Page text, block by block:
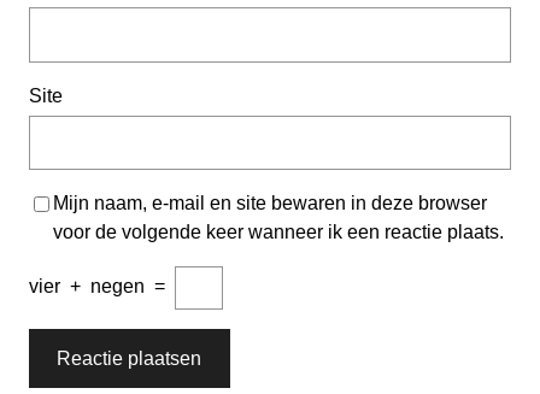
Site
Mijn naam, e-mail en site bewaren in deze browser
voor de volgende keer wanneer ik een reactie plaats.
vier + negen =